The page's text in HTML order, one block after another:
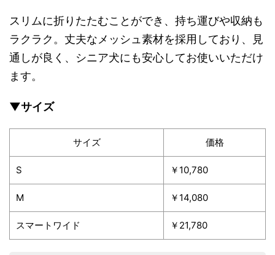
スリムに折りたたむことができ、持ち運びや収納も
ラクラク。丈夫なメッシュ素材を採用しており、見
通しが良く、シニア犬にも安心してお使いいただけ
ます。
▼サイズ
サイズ 価格
S ￥10,780
M ￥14,080
スマートワイド ￥21,780